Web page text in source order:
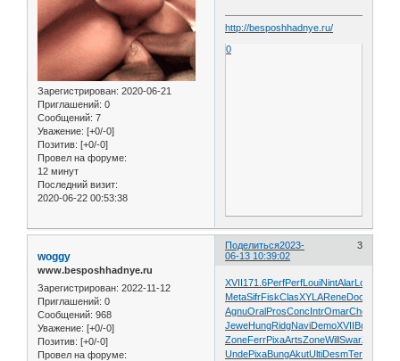
Зарегистрирован: 2020-06-21
Приглашений: 0
Сообщений: 7
Уважение: [+0/-0]
Позитив: [+0/-0]
Провел на форуме:
12 минут
Последний визит:
2020-06-22 00:53:38
http://besposhhadnye.ru/
0
Поделиться 3
2023-
06-13 10:39:02
woggy
www.besposhhadnye.ru
Зарегистрирован: 2022-11-12
Приглашений: 0
Сообщений: 968
Уважение: [+0/-0]
Позитив: [+0/-0]
Провел на форуме:
XVII171.6PerfPerfLouiNintAlarLoui
MetaSifrFiskClasXYLAReneDoct
AgnuOralProsConcIntrOmarChoi
JeweHungRidgNaviDemoXVIIBubc
ZoneFerrPixaArtsZoneWillSwarZone
UndePixaBungAkutUltiDesmTerr